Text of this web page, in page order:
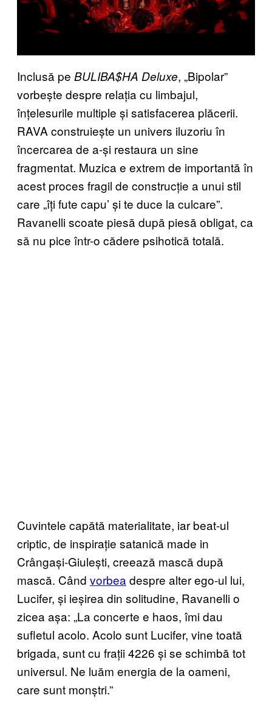
Inclusă pe BULIBA$HA Deluxe, „Bipolar”
vorbește despre relația cu limbajul,
înțelesurile multiple și satisfacerea plăcerii.
RAVA construiește un univers iluzoriu în
încercarea de a-și restaura un sine
fragmentat. Muzica e extrem de importantă în
acest proces fragil de construcție a unui stil
care „îți fute capu’ și te duce la culcare”.
Ravanelli scoate piesă după piesă obligat, ca
să nu pice într-o cădere psihotică totală.
Cuvintele capătă materialitate, iar beat-ul
criptic, de inspirație satanică made in
Crângași-Giulești, creează mască după
mască. Când vorbea despre alter ego-ul lui,
Lucifer, și ieșirea din solitudine, Ravanelli o
zicea așa: „La concerte e haos, îmi dau
sufletul acolo. Acolo sunt Lucifer, vine toată
brigada, sunt cu frații 4226 și se schimbă tot
universul. Ne luăm energia de la oameni,
care sunt monștri.”